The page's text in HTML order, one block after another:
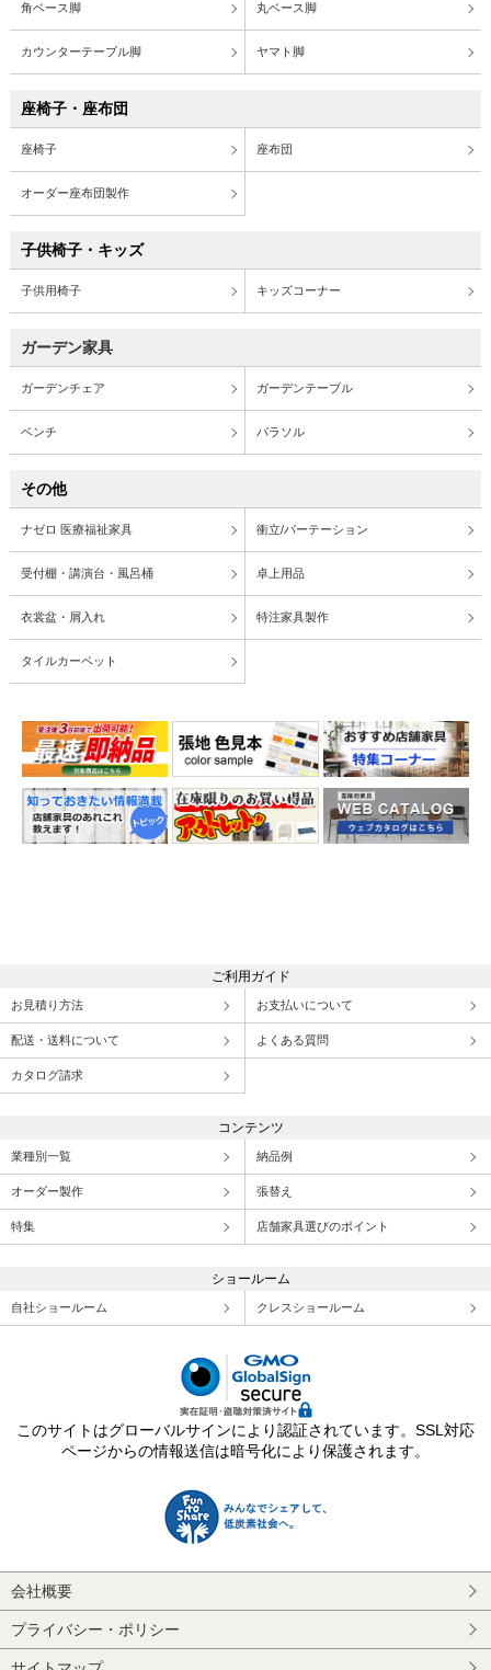
角ベース脚 丸ベース脚
カウンターテーブル脚 ヤマト脚
座椅子・座布団
座椅子 座布団
オーダー座布団製作
子供椅子・キッズ
子供用椅子 キッズコーナー
ガーデン家具
ガーデンチェア ガーデンテーブル
ベンチ パラソル
その他
ナゼロ 医療福祉家具 衝立/パーテーション
受付棚・講演台・風呂桶 卓上用品
衣裳盆・屑入れ 特注家具製作
タイルカーペット
ご利用ガイド
お見積り方法 お支払いについて
配送・送料について よくある質問
カタログ請求
コンテンツ
業種別一覧 納品例
オーダー製作 張替え
特集 店舗家具選びのポイント
ショールーム
自社ショールーム クレスショールーム
このサイトはグローバルサインにより認証されています。SSL対応
ページからの情報送信は暗号化により保護されます。
会社概要
プライバシー・ポリシー